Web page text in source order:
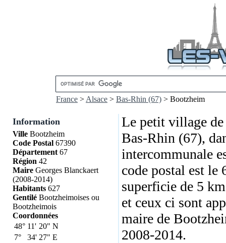
France > Alsace > Bas-Rhin (67) > Bootzheim
Information
VilleBootzheim
Code Postal67390
Département67
Région 42
MaireGeorges Blanckaert
(2008-2014)
Habitants627
GentiléBootzheimoises ou
Bootzheimois
Coordonnées
48° 11' 20" N
7°
34' 27" E
Le petit village
Bas-Rhin (67),
intercommunale
code postal est le
superficie de 5
et ceux ci sont
maire de
2008-2014.